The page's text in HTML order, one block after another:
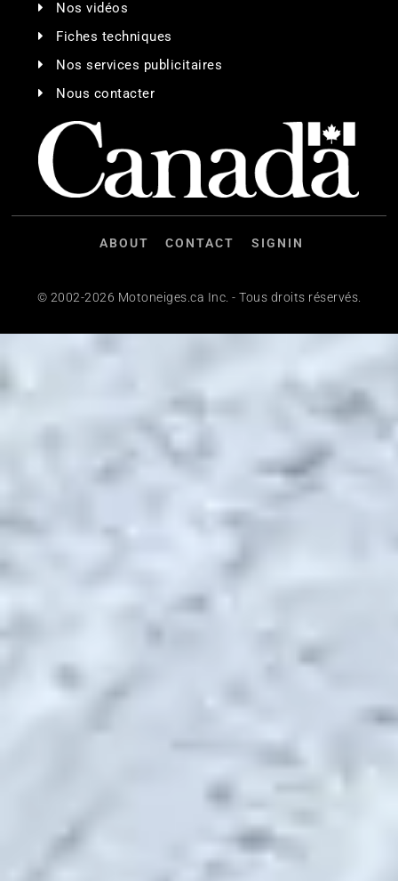
Nos vidéos
Fiches techniques
Nos services publicitaires
Nous contacter
ABOUT CONTACT SIGNIN
© 2002-2026 Motoneiges.ca Inc. - Tous droits réservés.